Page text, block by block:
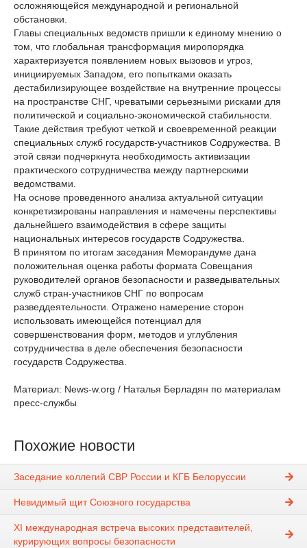
осложняющейся международной и региональной
обстановки.
Главы специальных ведомств пришли к единому мнению о
том, что глобальная трансформация миропорядка
характеризуется появлением новых вызовов и угроз,
инициируемых Западом, его попытками оказать
дестабилизирующее воздействие на внутренние процессы
на пространстве СНГ, чреватыми серьезными рисками для
политической и социально-экономической стабильности.
Такие действия требуют четкой и своевременной реакции
специальных служб государств-участников Содружества. В
этой связи подчеркнута необходимость активизации
практического сотрудничества между партнерскими
ведомствами.
На основе проведенного анализа актуальной ситуации
конкретизированы направления и намечены перспективы
дальнейшего взаимодействия в сфере защиты
национальных интересов государств Содружества.
В принятом по итогам заседания Меморандуме дана
положительная оценка работы формата Совещания
руководителей органов безопасности и разведывательных
служб стран-участников СНГ по вопросам
разведдеятельности. Отражено намерение сторон
использовать имеющейся потенциал для
совершенствования форм, методов и углубления
сотрудничества в деле обеспечения безопасности
государств Содружества.
Материал: News-w.org / Наталья Берладян по материалам
пресс-службы
Похожие новости
Заседание коллегий СВР России и КГБ Белоруссии
Невидимый щит Союзного государства
ХI международная встреча высоких представителей,
курирующих вопросы безопасности